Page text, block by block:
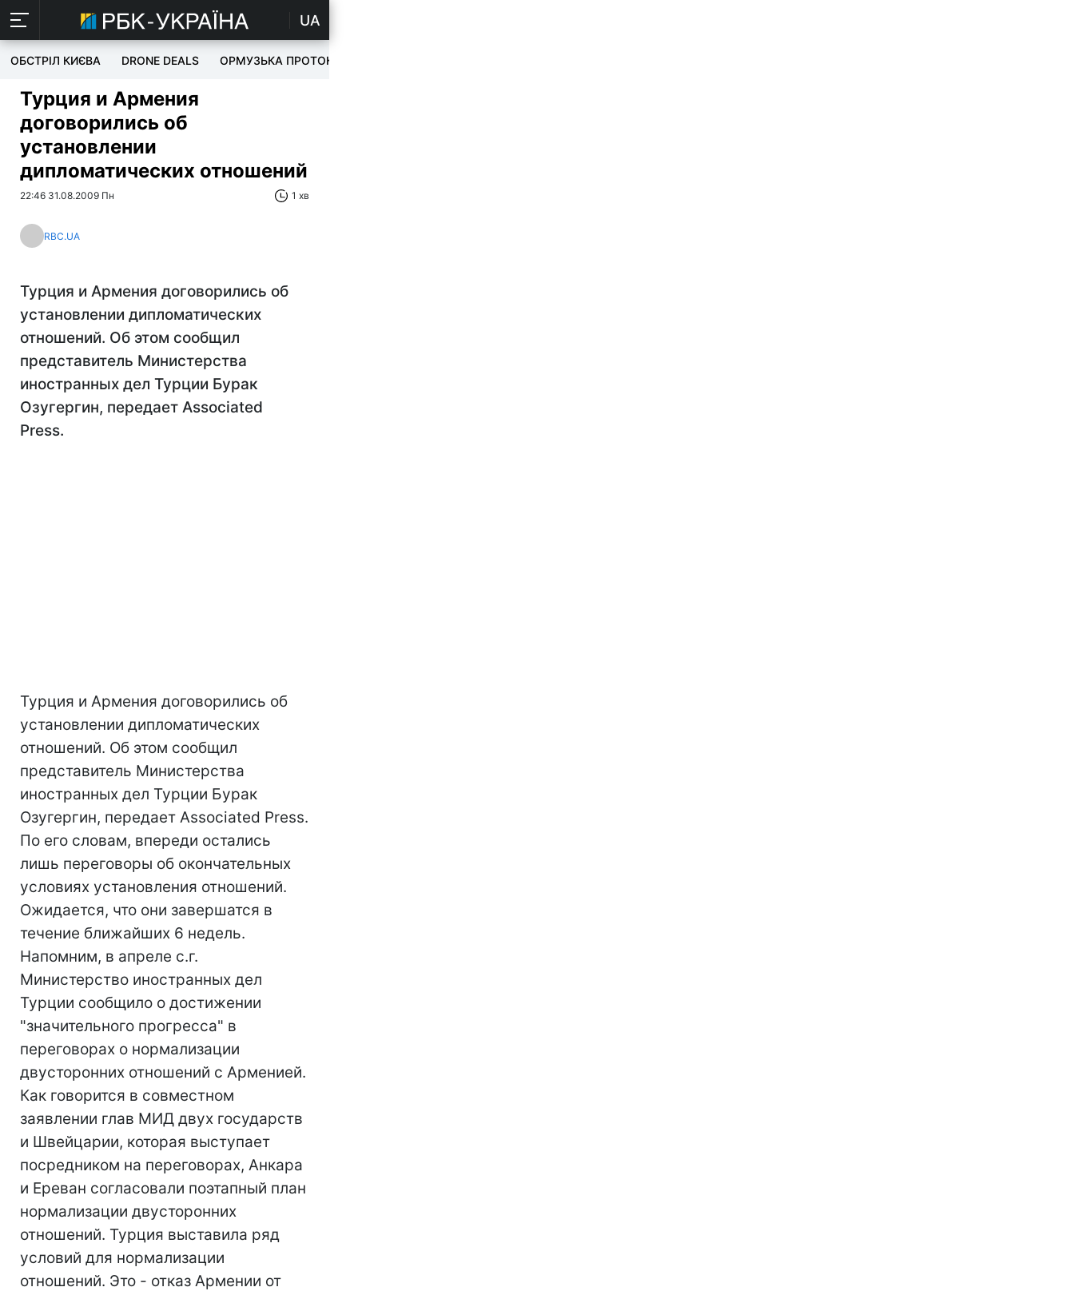
UA
ОБСТРІЛ КИЄВА DRONE DEALS ОРМУЗЬКА ПРОТОКА
Турция и Армения
договорились об
установлении
дипломатических отношений
22:46 31.08.2009 Пн 1 хв
RBC.UA
Турция и Армения договорились об
установлении дипломатических
отношений. Об этом сообщил
представитель Министерства
иностранных дел Турции Бурак
Озугергин, передает Associated
Press.
Турция и Армения договорились об
установлении дипломатических
отношений. Об этом сообщил
представитель Министерства
иностранных дел Турции Бурак
Озугергин, передает Associated Press.
По его словам, впереди остались
лишь переговоры об окончательных
условиях установления отношений.
Ожидается, что они завершатся в
течение ближайших 6 недель.
Напомним, в апреле с.г.
Министерство иностранных дел
Турции сообщило о достижении
"значительного прогресса" в
переговорах о нормализации
двусторонних отношений с Арменией.
Как говорится в совместном
заявлении глав МИД двух государств
и Швейцарии, которая выступает
посредником на переговорах, Анкара
и Ереван согласовали поэтапный план
нормализации двусторонних
отношений. Турция выставила ряд
условий для нормализации
отношений. Это - отказ Армении от